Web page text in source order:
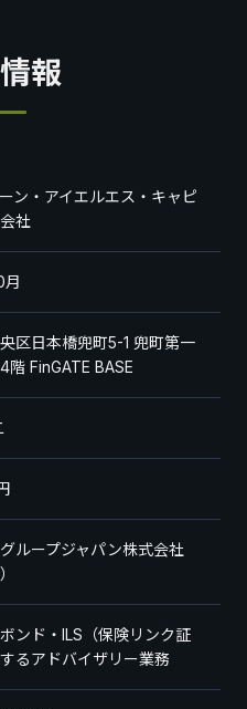
報
ン・アイエルエス・キャピ
社
月
区日本橋兜町5-1 兜町第一
階 FinGATE BASE
ループジャパン株式会社
ンド・ILS（保険リンク証
るアドバイザリー業務